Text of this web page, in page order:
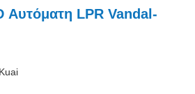
Αυτόματη LPR Vandal-